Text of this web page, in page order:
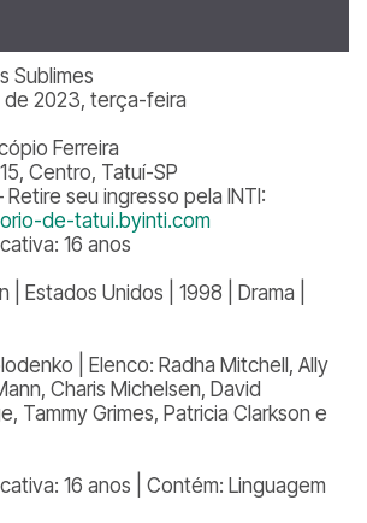
Sublimes
de 2023, terça-feira
Ferreira
Centro, Tatuí-SP
Retire seu ingresso pela INTI:
de-tatui.byinti.com
16 anos
| Estados Unidos | 1998 | Drama |
| Elenco: Radha Mitchell, Ally
Charis Michelsen, David
Tammy Grimes, Patricia Clarkson e
16 anos | Contém: Linguagem